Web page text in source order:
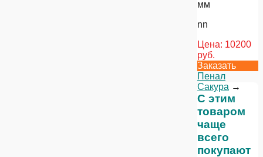
мм
nn
Цена: 10200
руб.
Заказать
Пенал
Сакура →
С этим
товаром
чаще
всего
покупают